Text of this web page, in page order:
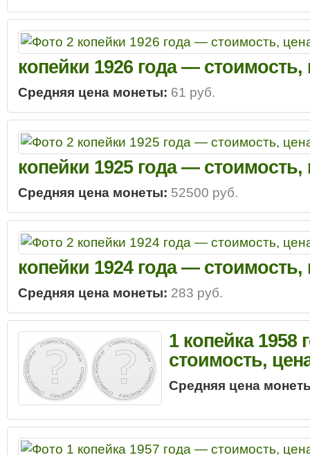
копейки 1926 года —
Средняя цена монеты: 61 руб.
копейки 1925 года —
Средняя цена монеты: 52500 руб.
копейки 1924 года —
Средняя цена монеты: 283 руб.
1 копейка 1958
стоимость,
Средняя цена